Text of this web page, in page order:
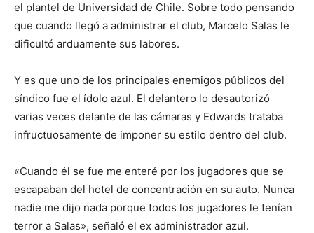
el plantel de Universidad de Chile. Sobre todo pensando
que cuando llegó a administrar el club, Marcelo Salas le
dificultó arduamente sus labores.
Y es que uno de los principales enemigos públicos del
síndico fue el ídolo azul. El delantero lo desautorizó
varias veces delante de las cámaras y Edwards trataba
infructuosamente de imponer su estilo dentro del club.
«Cuando él se fue me enteré por los jugadores que se
escapaban del hotel de concentración en su auto. Nunca
nadie me dijo nada porque todos los jugadores le tenían
terror a Salas», señaló el ex administrador azul.